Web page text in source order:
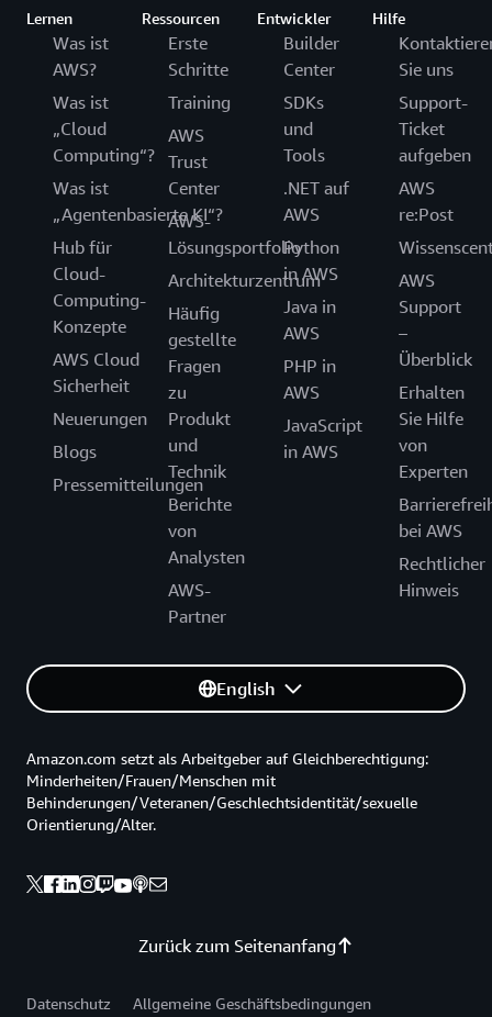
Lernen
Was ist
AWS?
Was ist
„Cloud
Computing“?
Was ist
„Agentenbasierte KI“?
Hub für
Cloud-
Computing-
Konzepte
AWS Cloud
Sicherheit
Neuerungen
Blogs
Pressemitteilungen
Ressourcen
Erste
Schritte
Training
AWS
Trust
Center
AWS-
Lösungsportfolio
Architekturzentrum
Häufig
gestellte
Fragen
zu
Produkt
und
Technik
Berichte
von
Analysten
AWS-
Partner
Entwickler
Builder
Center
SDKs
und
Tools
.NET auf
AWS
Python
in AWS
Java in
AWS
PHP in
AWS
JavaScript
in AWS
Hilfe
Sie uns
Support-
Ticket
aufgeben
AWS
re:Post
AWS
Support
–
Überblick
Erhalten
Sie Hilfe
von
Experten
bei AWS
Rechtlicher
Hinweis
English
Zurück zum Seitenanfang
Amazon.com setzt als Arbeitgeber auf Gleichberechtigung:
Minderheiten/Frauen/Menschen mit
Behinderungen/Veteranen/Geschlechtsidentität/sexuelle
Orientierung/Alter.
Datenschutz Allgemeine Geschäftsbedingungen